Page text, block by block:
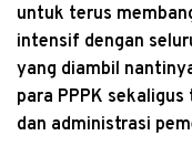
untuk terus
intensif dengan
yang diambil
para PPPK
dan administrasi